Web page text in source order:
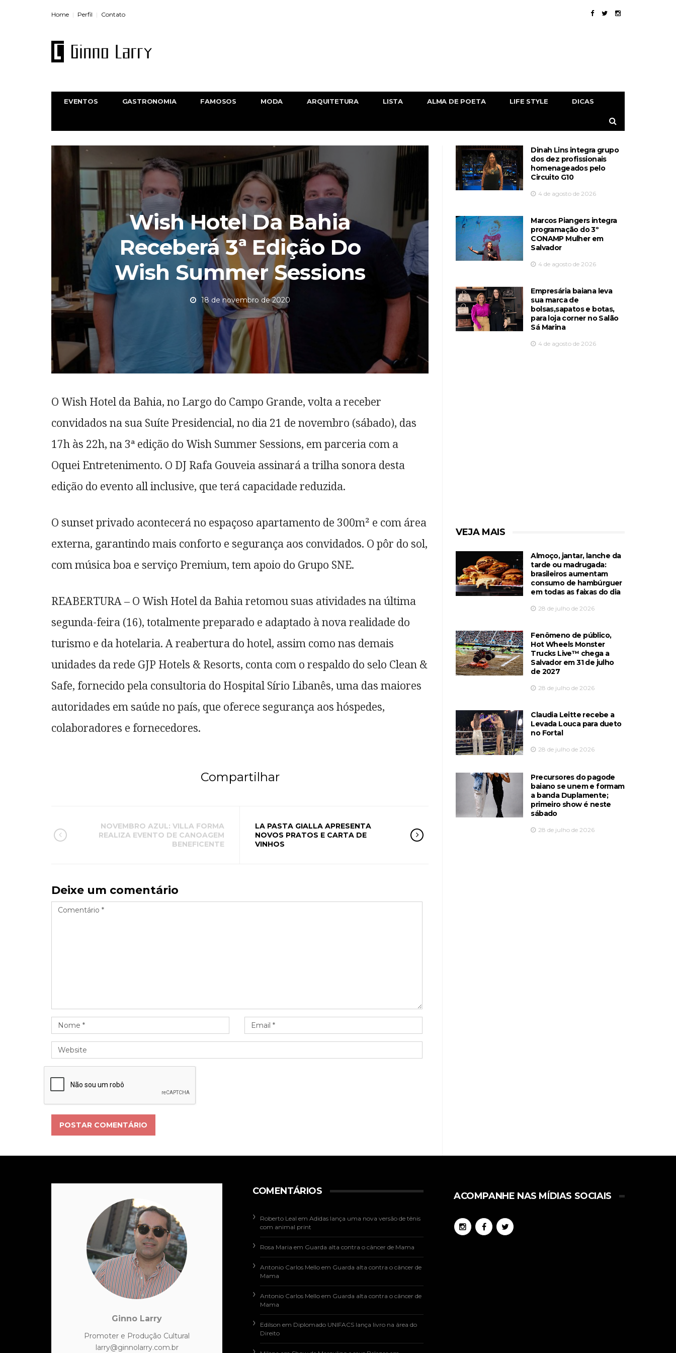
Home Perfil Contato
EVENTOS GASTRONOMIA FAMOSOS MODA ARQUITETURA LISTA ALMA DE POETA LIFE STYLE DICAS
Wish Hotel Da Bahia
Receberá 3ª Edição Do
Wish Summer Sessions
18 de novembro de 2020
O Wish Hotel da Bahia, no Largo do Campo Grande, volta a receber
convidados na sua Suíte Presidencial, no dia 21 de novembro (sábado), das
17h às 22h, na 3ª edição do Wish Summer Sessions, em parceria com a
Oquei Entretenimento. O DJ Rafa Gouveia assinará a trilha sonora desta
edição do evento all inclusive, que terá capacidade reduzida.
O sunset privado acontecerá no espaçoso apartamento de 300m² e com área
externa, garantindo mais conforto e segurança aos convidados. O pôr do sol,
com música boa e serviço Premium, tem apoio do Grupo SNE.
REABERTURA – O Wish Hotel da Bahia retomou suas atividades na última
segunda-feira (16), totalmente preparado e adaptado à nova realidade do
turismo e da hotelaria. A reabertura do hotel, assim como nas demais
unidades da rede GJP Hotels & Resorts, conta com o respaldo do selo Clean &
Safe, fornecido pela consultoria do Hospital Sírio Libanês, uma das maiores
autoridades em saúde no país, que oferece segurança aos hóspedes,
colaboradores e fornecedores.
Compartilhar
NOVEMBRO AZUL: VILLA FORMA
REALIZA EVENTO DE CANOAGEM
BENEFICENTE
LA PASTA GIALLA APRESENTA
NOVOS PRATOS E CARTA DE
VINHOS
Deixe um comentário
POSTAR COMENTÁRIO
Dinah Lins integra grupo
dos dez profissionais
homenageados pelo
Circuito G10
4 de agosto de 2026
Marcos Piangers integra
programação do 3º
CONAMP Mulher em
Salvador
4 de agosto de 2026
Empresária baiana leva
sua marca de
bolsas,sapatos e botas,
para loja corner no Salão
Sá Marina
4 de agosto de 2026
VEJA MAIS
Almoço, jantar, lanche da
tarde ou madrugada:
brasileiros aumentam
consumo de hambúrguer
em todas as faixas do dia
28 de julho de 2026
Fenômeno de público,
Hot Wheels Monster
Trucks Live™️ chega a
Salvador em 31 de julho
de 2027
28 de julho de 2026
Claudia Leitte recebe a
Levada Louca para dueto
no Fortal
28 de julho de 2026
Precursores do pagode
baiano se unem e formam
a banda Duplamente;
primeiro show é neste
sábado
28 de julho de 2026
Ginno Larry
Promoter e Produção Cultural
larry@ginnolarry.com.br
COMENTÁRIOS
Roberto Leal em Adidas lança uma nova versão de tênis
com animal print
Rosa Maria em Guarda alta contra o câncer de Mama
Antonio Carlos Mello em Guarda alta contra o câncer de
Mama
Antonio Carlos Mello em Guarda alta contra o câncer de
Mama
Edilson em Diplomado UNIFACS lança livro na área do
Direito
ACOMPANHE NAS MÍDIAS SOCIAIS